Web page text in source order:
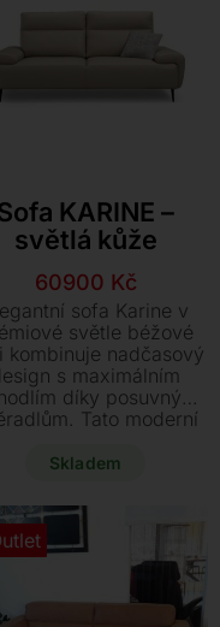
ihned k odběru za
KARINE –
světlá kůže
Původní
cena
byla:
73400 Kč.
60900 Kč
Aktuální
cena
je:
60900 Kč.
sofa Karine v
světle béžové
kombinuje nadčasový
s maximálním
díky posuvným
Tato moderní
nohách je ihned
při nákupu dvou
Skladem